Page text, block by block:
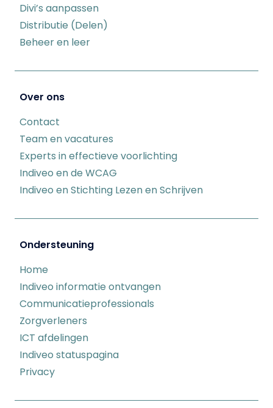
Divi’s aanpassen
Distributie (Delen)
Beheer en leer
Over ons
Contact
Team en vacatures
Experts in effectieve voorlichting
Indiveo en de WCAG
Indiveo en Stichting Lezen en Schrijven
Ondersteuning
Home
Indiveo informatie ontvangen
Communicatieprofessionals
Zorgverleners
ICT afdelingen
Indiveo statuspagina
Privacy